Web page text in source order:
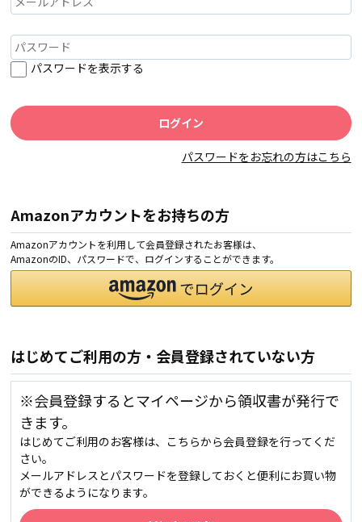
パスワードを表示する
パスワードをお忘れの方はこちら
Amazonアカウントをお持ちの方
Amazonアカウントを利用して会員登録されたお客様は、
AmazonのID、パスワードで、ログインすることができます。
はじめてご利用の方・会員登録されていない方
※会員登録するとマイページから領収書が発行で
きます。
はじめてご利用のお客様は、こちらから会員登録を行ってくだ
さい。
メールアドレスとパスワードを登録しておくと便利にお買い物
ができるようになります。